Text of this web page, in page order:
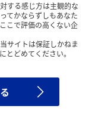
する感じ方は主観的な
てかならずしもあなた
こで評価の高くない企
サイトは保証しかねま
とどめてください。